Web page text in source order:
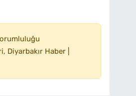
Diyarbakır Haber |